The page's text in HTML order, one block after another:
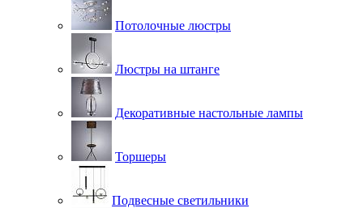
Потолочные люстры
Люстры на штанге
Декоративные настольные лампы
Торшеры
Подвесные светильники